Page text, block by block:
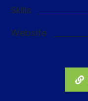
Skills
Website